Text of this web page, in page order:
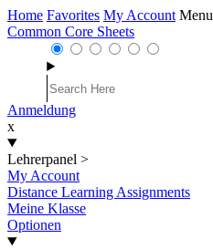
Home Favorites My Account Menu
Common Core Sheets
Anmeldung
x
Lehrerpanel >
My Account
Distance Learning Assignments
Meine Klasse
Optionen